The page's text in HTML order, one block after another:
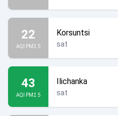
22
AQI PM2.5
Korsuntsi
sat
43
AQI PM2.5
Ilichanka
sat